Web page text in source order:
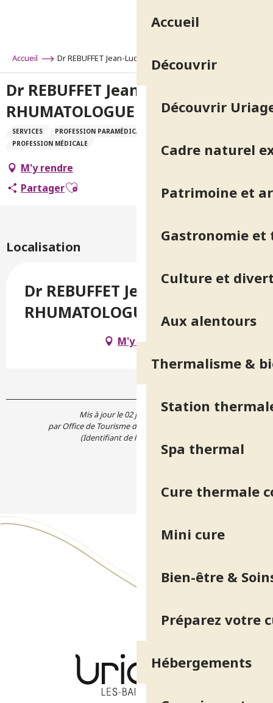
Accueil
Découvrir
Découvrir
Cadre naturel
Patrimoine et
Gastronomie
Culture et
Aux alentours
Thermalisme &
Station
Spa thermal
Cure thermale
Mini cure
Bien-être &
Préparez votre
Hébergements
Accueil Dr REBUFFET Jean-Luc RHUMATOLOGUE
Dr REBUFFET Jean-Luc
RHUMATOLOGUE
SERVICES PROFESSION PARAMÉDICALE
PROFESSION MÉDICALE
M'y rendre
PartagerAjouter aux favoris
Localisation
Dr REBUFFET Jean-Luc
RHUMATOLOGUE
M'y rendre
Mis à jour le 02 juin 2026 à 15:24
par Office de Tourisme de Belledonne Chartreuse
(Identifiant de l'offre :